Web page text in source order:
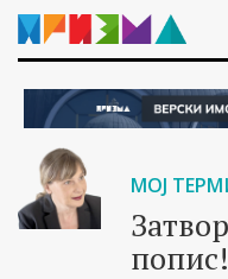
МОЈ
попис!